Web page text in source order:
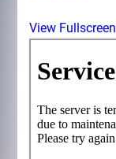
View Fullscreen
PDF-
springen